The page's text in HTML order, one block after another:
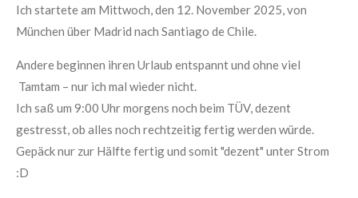
Ich startete am Mittwoch, den 12. November 2025, von
München über Madrid nach Santiago de Chile.
Andere beginnen ihren Urlaub entspannt und ohne viel
Tamtam – nur ich mal wieder nicht.
Ich saß um 9:00 Uhr morgens noch beim TÜV, dezent
gestresst, ob alles noch rechtzeitig fertig werden würde.
Gepäck nur zur Hälfte fertig und somit "dezent" unter Strom
:D